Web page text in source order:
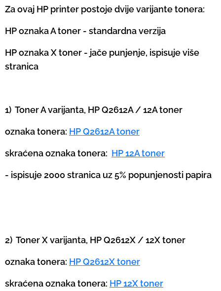
Za ovaj HP printer postoje dvije varijante tonera:
HP oznaka A toner - standardna verzija
HP oznaka X toner - jače punjenje, ispisuje više
stranica
1) Toner A varijanta, HP Q2612A / 12A toner
oznaka tonera: HP Q2612A toner
skraćena oznaka tonera: HP 12A toner
- ispisuje 2000 stranica uz 5% popunjenosti papira
2) Toner X varijanta, HP Q2612X / 12X toner
oznaka tonera: HP Q2612X toner
skraćena oznaka tonera: HP 12X toner